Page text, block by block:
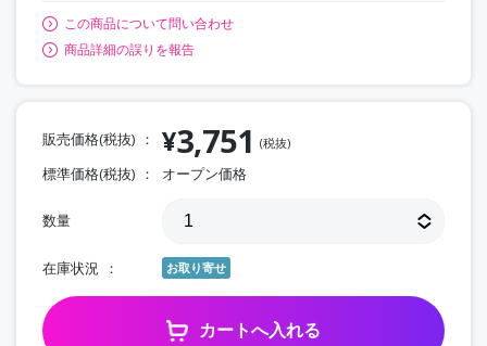
この商品について問い合わせ
商品詳細の誤りを報告
販売価格(税抜) ¥3,751 (税抜)
標準価格(税抜) オープン価格
数量
在庫状況 お取り寄せ
カートへ入れる